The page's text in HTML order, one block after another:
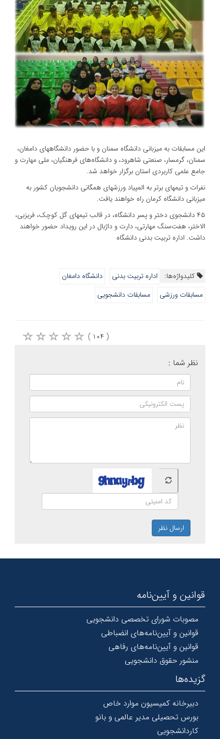
این مسابقات به میزبانی دانشگاه سمنان و با حضور دانشگاههای دامغان،
سمنان، گرمسار، صنعتی شاهرود، و دانشگاه‌های فرهنگیان، ملی مهارت و
جامع علمی کاربردی استان برگزار خواهد شد.
نفرات و تیمهای برتر به المپیاد ورزشهای همگانی دانشجویان کشور به
میزبانی دانشگاه کرمان راه خواهند یافت.
۴۵ دانشجوی دختر و پسر دانشگاه، در قالب تیمهای گل کوچک، فریزبی،
الاختر، هفت‌سنگ مهارتی، دارت و داژبال در این رویداد حضور خواهند
داشت. اداره تربیت بدنی دانشگاه
کلیدواژه‌ها: اداره تربیت بدنی
دانشگاه دامغان
مسابقات ورزشی
مسابقات دانشجویی
( ۱۰۴ )
نظر شما :
ارسال نظر
قوانین و آیین‌نامه
مصوبات شورای تخصصی دانشجویی
قوانین و آیین‌نامه‌های انضباطی
قوانین و آیین‌نامه‌های رفاهی
منشور حقوق دانشجویی
گزیده‌ها
دبیرخانه کمیسیون موارد خاص
بورس تحصیلی مدیر عالمی و بانو
کاردانشجویی